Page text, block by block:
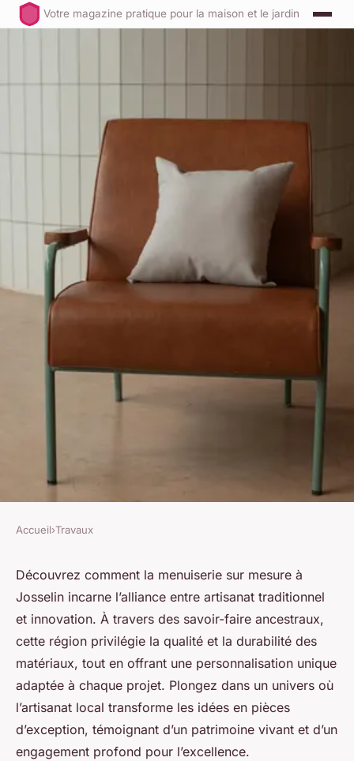
Votre magazine pratique pour la maison et le jardin
Découvrez l'art de la
menuiserie sur mesure à
josselin
Ismaël•25 juillet 2025•6 min de lecture
Accueil›Travaux
Découvrez comment la menuiserie sur mesure à
Josselin incarne l’alliance entre artisanat traditionnel
et innovation. À travers des savoir-faire ancestraux,
cette région privilégie la qualité et la durabilité des
matériaux, tout en offrant une personnalisation unique
adaptée à chaque projet. Plongez dans un univers où
l’artisanat local transforme les idées en pièces
d’exception, témoignant d’un patrimoine vivant et d’un
engagement profond pour l’excellence.